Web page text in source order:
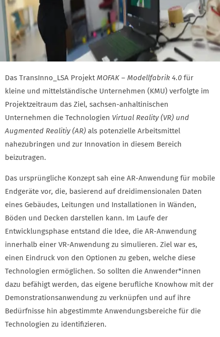
Das TransInno_LSA Projekt MOFAK – Modellfabrik 4.0 für
kleine und mittelständische Unternehmen (KMU) verfolgte im
Projektzeitraum das Ziel, sachsen-anhaltinischen
Unternehmen die Technologien Virtual Reality (VR) und
Augmented Realitiy (AR) als potenzielle Arbeitsmittel
nahezubringen und zur Innovation in diesem Bereich
beizutragen.
Das ursprüngliche Konzept sah eine AR-Anwendung für mobile
Endgeräte vor, die, basierend auf dreidimensionalen Daten
eines Gebäudes, Leitungen und Installationen in Wänden,
Böden und Decken darstellen kann. Im Laufe der
Entwicklungsphase entstand die Idee, die AR-Anwendung
innerhalb einer VR-Anwendung zu simulieren. Ziel war es,
einen Eindruck von den Optionen zu geben, welche diese
Technologien ermöglichen. So sollten die Anwender*innen
dazu befähigt werden, das eigene berufliche Knowhow mit der
Demonstrationsanwendung zu verknüpfen und auf ihre
Bedürfnisse hin abgestimmte Anwendungsbereiche für die
Technologien zu identifizieren.